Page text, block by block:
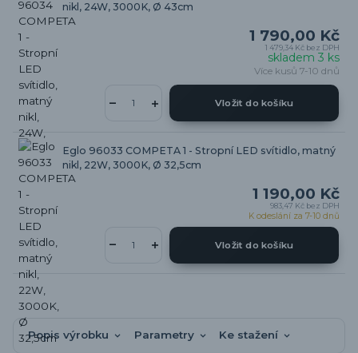
nikl, 24W, 3000K, Ø 43cm
1 790,00 Kč
1 479,34 Kč bez DPH
skladem 3 ks
Více kusů 7-10 dnů
Vložit do košíku
Eglo 96033 COMPETA 1 - Stropní LED svítidlo, matný
nikl, 22W, 3000K, Ø 32,5cm
1 190,00 Kč
983,47 Kč bez DPH
K odeslání za 7-10 dnů
Vložit do košíku
Popis výrobku Parametry Ke stažení